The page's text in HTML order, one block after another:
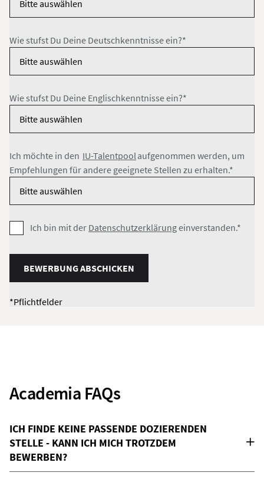
Wie stufst Du Deine Deutschkenntnisse ein?*
Wie stufst Du Deine Englischkenntnisse ein?*
Ich möchte in den IU-Talentpoolaufgenommen werden, um
Empfehlungen für andere geeignete Stellen zu erhalten.*
Ich bin mit der Datenschutzerklärungeinverstanden.*
BEWERBUNG ABSCHICKEN
*Pflichtfelder
Academia FAQs
ICH FINDE KEINE PASSENDE DOZIERENDEN
STELLE - KANN ICH MICH TROTZDEM
BEWERBEN?